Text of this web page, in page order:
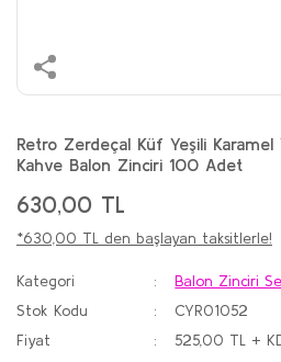
Retro Zerdeçal Küf Yeşili
Kahve Balon Zinciri 100 Adet
630,00 TL
*630,00 TL den başlayan taksitlerle!
Kategori
Balon Zinciri
Stok Kodu
CYR01052
Fiyat
525,00 TL +